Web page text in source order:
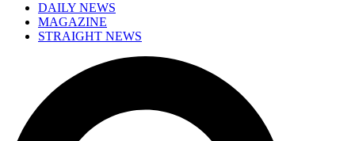
DAILY NEWS
MAGAZINE
STRAIGHT NEWS